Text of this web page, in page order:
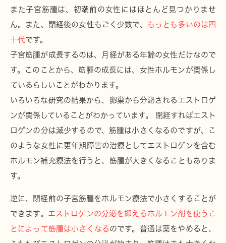
また子宮筋腫は、初潮前の女性にはほとんど見つかりませ
ん。また、閉経後の女性もごく少数で、
もっとも多いのは四
十代です。
子宮筋腫が成長するのは、月経がある年齢の女性だけなので
す。このことから、筋腫の成長には、女性ホルモンが関係し
ているらしいことがわかります。
いろいろな研究の結果から、卵巣から分泌されるエストロゲ
ンが関係していることがわかっています。 閉経すればエスト
ロゲンの分は減少するので、筋腫は小さくなるのですが、こ
のような女性に更年期障害の治療としてエストロゲンを含む
ホルモン補充療法を行うと、筋腫が大きくなることもありま
す。
逆に、閉経前の子宮筋腫をホルモン療法で小さくすることが
できます。 エストロゲンの分泌を抑えるホルモン剤を使うこ
とによって筋腫は小さくなる のです。普通は薬をやめると、